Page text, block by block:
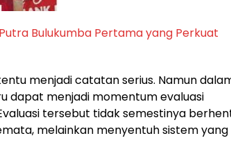
Bulukumba Pertama yang Perkuat
menjadi catatan serius. Namun
dapat menjadi momentum evaluasi
tersebut tidak semestinya
melainkan menyentuh sistem yang